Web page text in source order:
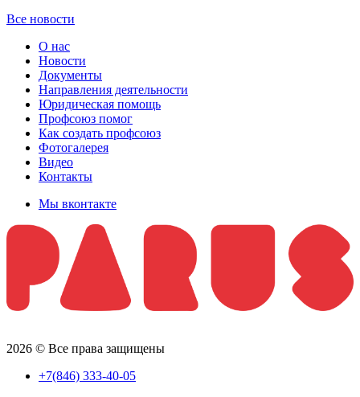
Все новости
О нас
Новости
Документы
Направления деятельности
Юридическая помощь
Профсоюз помог
Как создать профсоюз
Фотогалерея
Видео
Контакты
Мы вконтакте
2026 © Все права защищены
+7(846) 333-40-05